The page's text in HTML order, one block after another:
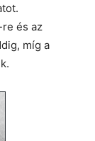
re és az
míg a